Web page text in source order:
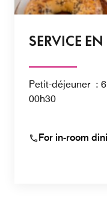
SERVICE
Petit-déjeuner :
00h30
For in-room